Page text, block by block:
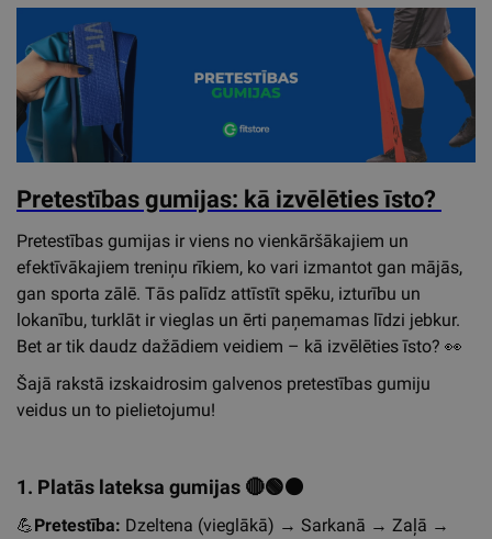
Pretestības gumijas: kā izvēlēties īsto?
Pretestības gumijas ir viens no vienkāršākajiem un
efektīvākajiem treniņu rīkiem, ko vari izmantot gan mājās,
gan sporta zālē. Tās palīdz attīstīt spēku, izturību un
lokanību, turklāt ir vieglas un ērti paņemamas līdzi jebkur.
Bet ar tik daudz dažādiem veidiem – kā izvēlēties īsto? 👀
Šajā rakstā izskaidrosim galvenos pretestības gumiju
veidus un to pielietojumu!
1. Platās lateksa gumijas 🔴🟢⚫
💪Pretestība: Dzeltena (vieglākā) → Sarkanā → Zaļā →